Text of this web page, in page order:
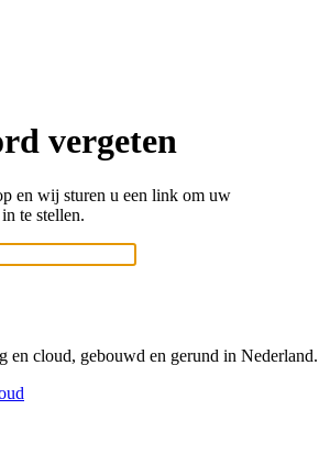
vergeten
en wij sturen u een link om uw
te stellen.
en cloud, gebouwd en gerund in Nederland.